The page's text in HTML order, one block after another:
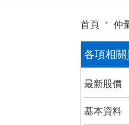
首頁 仲
各項相關
最新股價
基本資料